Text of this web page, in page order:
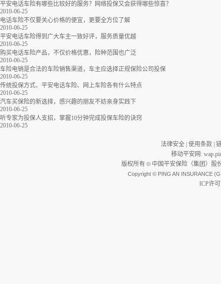
平安电话车险有哪些比较好的服务？网络投保又会获得哪些惊喜？
2010-06-25
电话车险不仅要关心价格的便宜，更要全方位了解
2010-06-25
平安电话车险得到广大车主一致好评，服务质量优越
2010-06-25
购买电话车险产品，不仅价格优惠，险种范围也广泛
2010-06-25
车险电销是合法的车险销售渠道，车主应选择正规保险公司投保
2010-06-25
传统投保方式、平安电话车险、网上车险各有什么特点
2010-06-25
汽车买保险的新选择，感兴趣的朋友不妨亲身实践下
2010-06-25
听专家为投保人支招，掌握10分钟完成投保车险的诀窍
2010-06-25
法律安全 使用条款
移动平安网 :
版权所有 ©中国平安保险（集团）股
Copyright © PING AN INSURANCE
ICP许